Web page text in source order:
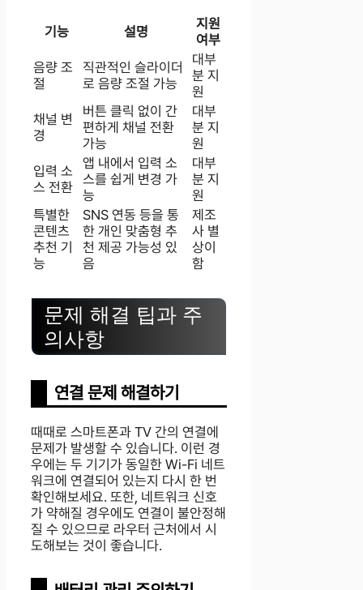
기능 설명
지원
여부
음량 조
절
직관적인 슬라이더
로 음량 조절 가능
대부
분 지
원
채널 변
경
버튼 클릭 없이 간
편하게 채널 전환
가능
대부
분 지
원
입력 소
스 전환
앱 내에서 입력 소
스를 쉽게 변경 가
능
대부
분 지
원
특별한
콘텐츠
추천 기
능
SNS 연동 등을 통
한 개인 맞춤형 추
천 제공 가능성 있
음
제조
사 별
상이
함
문제 해결 팁과 주
의사항
연결 문제 해결하기
때때로 스마트폰과 TV 간의 연결에
문제가 발생할 수 있습니다. 이런 경
우에는 두 기기가 동일한 Wi-Fi 네트
워크에 연결되어 있는지 다시 한 번
확인해보세요. 또한, 네트워크 신호
가 약해질 경우에도 연결이 불안정해
질 수 있으므로 라우터 근처에서 시
도해보는 것이 좋습니다.